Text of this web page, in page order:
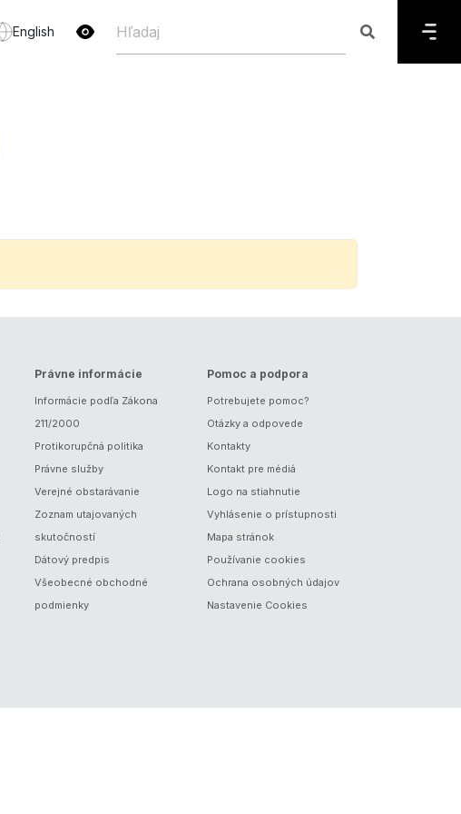
English
Právne informácie
Informácie podľa Zákona
211/2000
Protikorupčná politika
Právne služby
Verejné obstarávanie
Zoznam utajovaných
skutočností
Dátový predpis
Všeobecné obchodné
podmienky
Pomoc a podpora
Potrebujete pomoc?
Otázky a odpovede
Kontakty
Kontakt pre médiá
Logo na stiahnutie
Vyhlásenie o prístupnosti
Mapa stránok
Používanie cookies
Ochrana osobných údajov
Nastavenie Cookies